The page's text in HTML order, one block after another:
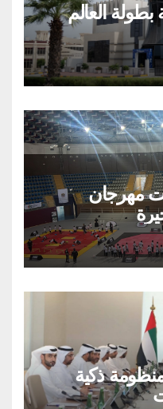
بطولة العالم
مهرجان
ذكية